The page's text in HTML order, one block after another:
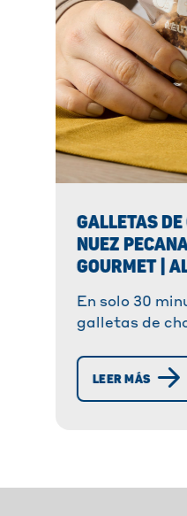
GALLETAS DE
NUEZ
GOURMET |
En solo 30
galletas de
adaptará a los
chocolate!
LEER MÁS